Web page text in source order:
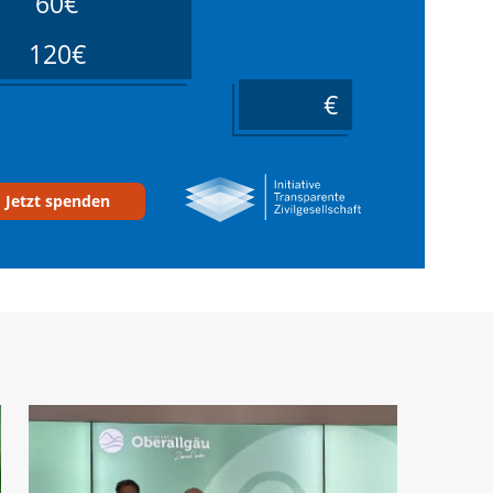
120€
Jetzt spenden